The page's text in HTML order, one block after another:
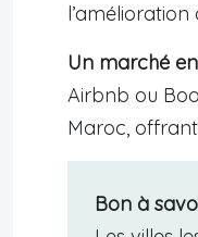
Un marché
Airbnb ou
Maroc,
Bon à